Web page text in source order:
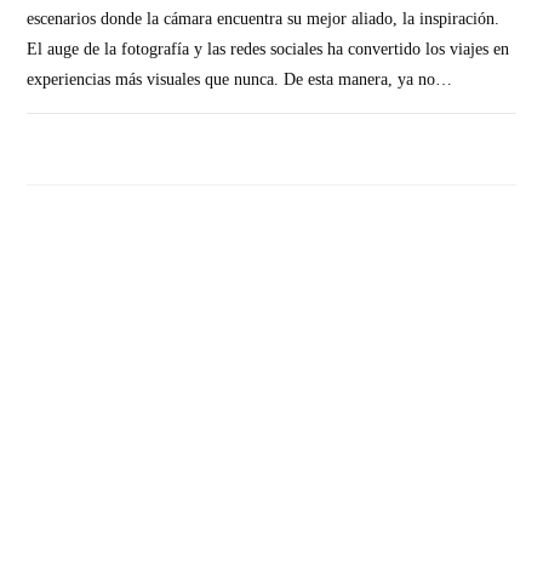
escenarios donde la cámara encuentra su mejor aliado, la inspiración.
El auge de la fotografía y las redes sociales ha convertido los viajes en
experiencias más visuales que nunca. De esta manera, ya no…